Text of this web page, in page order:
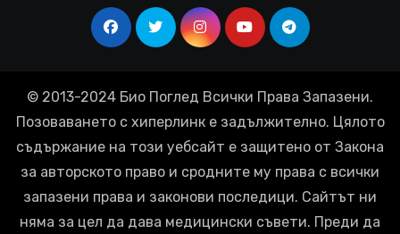
© 2013-2024 Био Поглед Всички Права Запазени.
Позоваването с хиперлинк е задължително. Цялото
съдържание на този уебсайт е защитено от Закона
за авторското право и сродните му права с всички
запазени права и законови последици. Сайтът ни
няма за цел да дава медицински съвети. Преди да